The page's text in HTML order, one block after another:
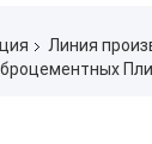
Линия